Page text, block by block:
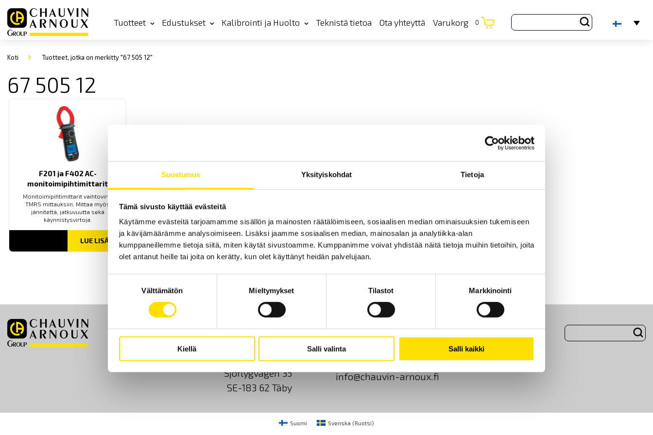
Suostumus Yksityiskohdat Tietoja
Tämä sivusto käyttää evästeitä
Käytämme evästeitä tarjoamamme sisällön ja mainosten räätälöimiseen, sosiaalisen median ominaisuuksien tukemiseen
ja kävijämäärämme analysoimiseen. Lisäksi jaamme sosiaalisen median, mainosalan ja analytiikka-alan
kumppaneillemme tietoja siitä, miten käytät sivustoamme. Kumppanimme voivat yhdistää näitä tietoja muihin tietoihin, joita
olet antanut heille tai joita on kerätty, kun olet käyttänyt heidän palvelujaan.
Välttämätön Mieltymykset Tilastot Markkinointi
Kiellä Salli valinta Salli kaikki
Tuotteet Edustukset Kalibrointi ja Huolto Teknistä tietoa Ota yhteyttä Varukorg 0
Koti Tuotteet, jotka on merkitty "67 505 12"
67 505 12
F201 ja F402 AC-
monitoimipihtimittarit
Monitoimipihtimittarit vaihtovirta
TMRS mittauksiin. Mittaa myös
jännitettä, jatkuvuutta sekä
käynnistysvirtoja.
LUE LISÄÄ
Etusivu Ota yhteyttä Tietoa meistä GDPR Evästeet
CA Mätsystem AB
Sjöflygvägen 35
SE-183 62 Täby
+46 8 50 52 68 00
info@chauvin-arnoux.fi
Suomi Svenska (Ruotsi)